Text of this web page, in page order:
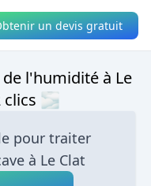
un devis gratuit
l'humidité à Le
clics 🌫
pour traiter
à Le Clat